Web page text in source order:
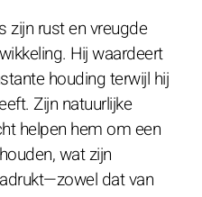
zijn rust en vreugde
Hij waardeert
houding terwijl hij
Zijn natuurlijke
helpen hem om een
wat zijn
dat van